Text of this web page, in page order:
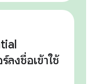
งชื่อเข้าใช้